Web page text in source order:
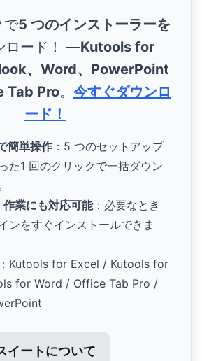
で5 つのインストーラーを
ロード！ ―Kutools for
、Word、PowerPoint
Tab Pro。 今すぐダウンロ
ード！
簡単操作 ：5 つのセットアップ
た1 回のクリックで一括ダウン
業にも対応可能：必要なとき
ンをすぐインストールできま
：Kutools for Excel / Kutools for
for Word / Office Tab Pro /
イートについて